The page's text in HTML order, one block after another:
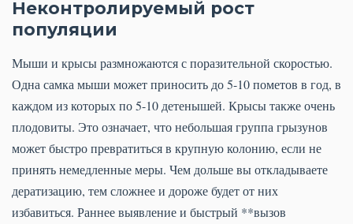
Неконтролируемый рост
популяции
Мыши и крысы размножаются с поразительной скоростью.
Одна самка мыши может приносить до 5-10 пометов в год, в
каждом из которых по 5-10 детенышей. Крысы также очень
плодовиты. Это означает, что небольшая группа грызунов
может быстро превратиться в крупную колонию, если не
принять немедленные меры. Чем дольше вы откладываете
дератизацию, тем сложнее и дороже будет от них
избавиться. Раннее выявление и быстрый **вызов